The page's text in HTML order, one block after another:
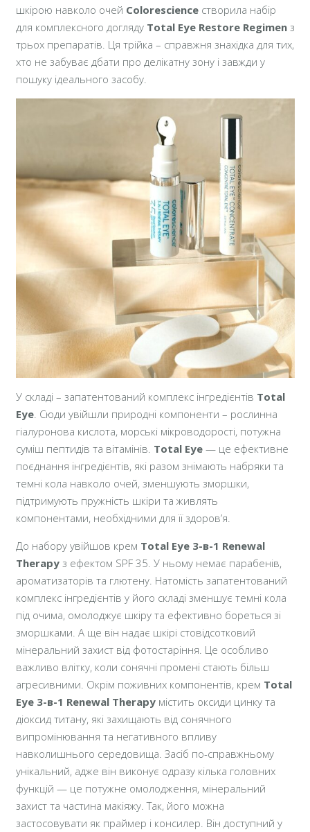
шкірою навколо очей Colorescienceстворила набір
для комплексного догляду Total Eye Restore Regimenз
трьох препаратів. Ця трійка – справжня знахідка для тих,
хто не забуває дбати про делікатну зону і завжди у
пошуку ідеального засобу.
У складі – запатентований комплекс інгредієнтів Total
Eye. Сюди увійшли природні компоненти – рослинна
гіалуронова кислота, морські мікроводорості, потужна
суміш пептидів та вітамінів. Total Eye— це ефективне
поєднання інгредієнтів, які разом знімають набряки та
темні кола навколо очей, зменшують зморшки,
підтримують пружність шкіри та живлять
компонентами, необхідними для її здоров’я.
До набору увійшов крем Total Eye 3-в-1 Renewal
Therapyз ефектом SPF 35. У ньому немає парабенів,
ароматизаторів та глютену. Натомість запатентований
комплекс інгредієнтів у його складі зменшує темні кола
під очима, омолоджує шкіру та ефективно бореться зі
зморшками. А ще він надає шкірі стовідсотковий
мінеральний захист від фотостаріння. Це особливо
важливо влітку, коли сонячні промені стають більш
агресивними. Окрім поживних компонентів, крем Total
Eye 3-в-1 Renewal Therapyмістить оксиди цинку та
діоксид титану, які захищають від сонячного
випромінювання та негативного впливу
навколишнього середовища. Засіб по-справжньому
унікальний, адже він виконує одразу кілька головних
функцій — це потужне омолодження, мінеральний
захист та частина макіяжу. Так, його можна
застосовувати як праймер і консилер. Він доступний у